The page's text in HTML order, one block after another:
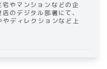
やマンションなどの企
のデジタル部署にて、
ディレクションなど上